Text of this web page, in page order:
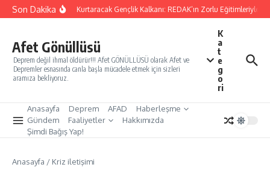
İçeriğe atla
Son DakikaYarınları Kurtaracak Gençlik Kalkanı: REDAK’ın Zorlu Eğitimleriyle
Afet Gönüllüsü
Deprem değil ihmal öldürür!!! Afet GÖNÜLLÜSÜ olarak Afet ve
Depremler esnasında canla başla mücadele etmek için sizleri
aramıza bekliyoruz.
K
a
t
e
g
o
ri
Anasayfa Deprem AFAD
Haberleşme
Gündem
Faaliyetler
Hakkımızda
Şimdi Bağış Yap!
Anasayfa / Kriz iletişimi